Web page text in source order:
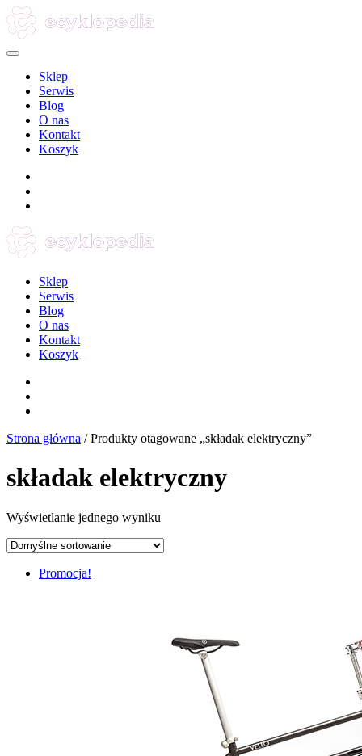
Sklep
Serwis
Blog
O nas
Kontakt
Koszyk
Sklep
Serwis
Blog
O nas
Kontakt
Koszyk
Strona główna / Produkty otagowane „składak elektryczny”
składak elektryczny
Wyświetlanie jednego wyniku
Promocja!